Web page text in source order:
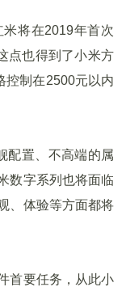
将在2019年首次
点也得到了小米方
控制在2500元以内
配置、不高端的属
数字系列也将面临
、体验等方面都将
首要任务，从此小